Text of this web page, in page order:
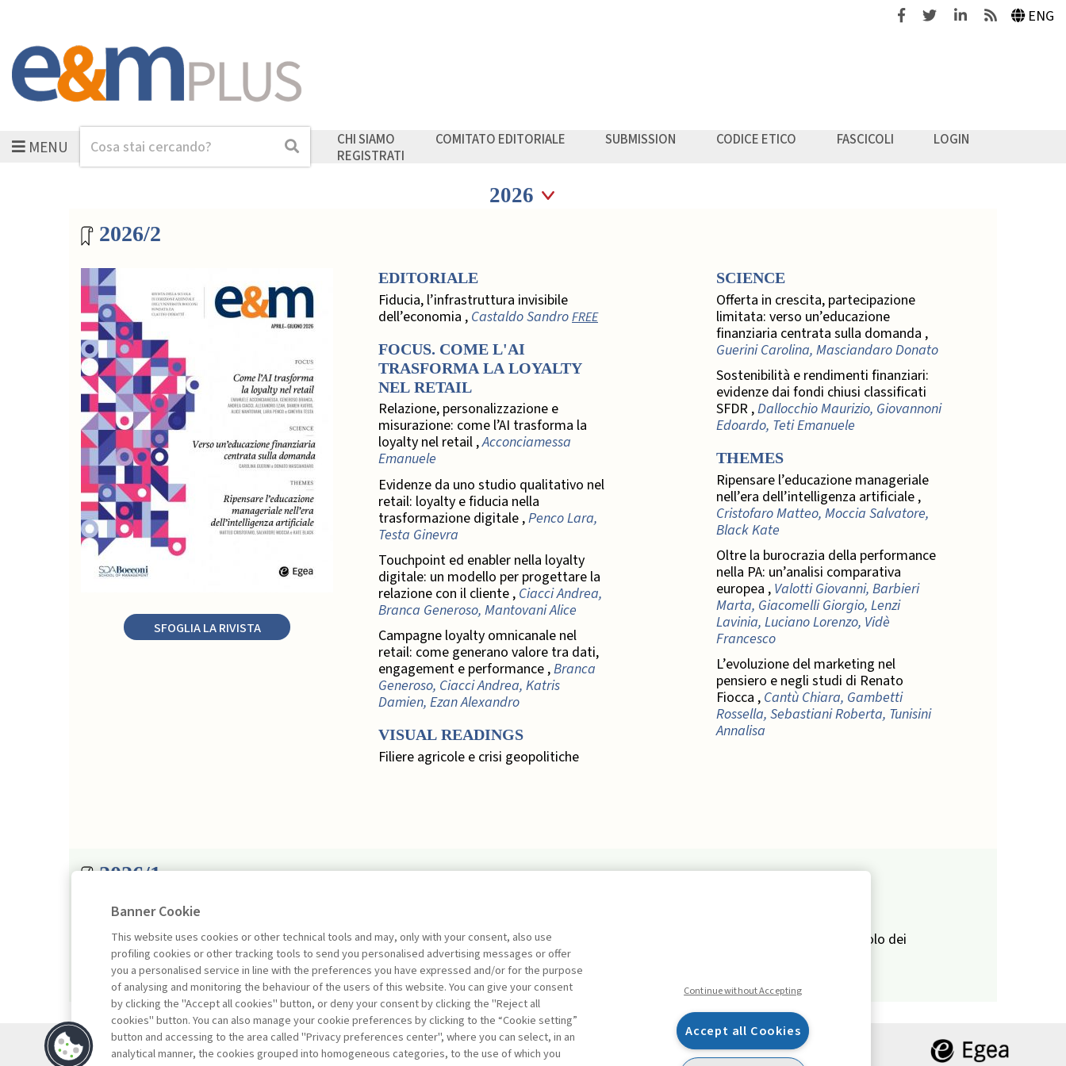
FacebookTwitterLinkedinFeeds ENG
MENUCerca Cerca CHI SIAMO COMITATO EDITORIALE SUBMISSION CODICE ETICO FASCICOLI
LOGIN
REGISTRATI
Seleziona annoSeleziona anno
2026/2
SFOGLIA LA RIVISTA
EDITORIALE
Fiducia, l’infrastruttura invisibile
dell’economia , Castaldo SandroFREE
FOCUS. COME L'AI
TRASFORMA LA LOYALTY
NEL RETAIL
Relazione, personalizzazione e
misurazione: come l’AI trasforma la
loyalty nel retail ,Acconciamessa
Emanuele
Evidenze da uno studio qualitativo nel
retail: loyalty e fiducia nella
trasformazione digitale ,Penco Lara,
Testa Ginevra
Touchpoint ed enabler nella loyalty
digitale: un modello per progettare la
relazione con il cliente , Ciacci Andrea,
Branca Generoso, Mantovani Alice
Campagne loyalty omnicanale nel
retail: come generano valore tra dati,
engagement e performance ,Branca
Generoso, Ciacci Andrea, Katris
Damien, Ezan Alexandro
VISUAL READINGS
Filiere agricole e crisi geopolitiche
SCIENCE
Offerta in crescita, partecipazione
limitata: verso un’educazione
finanziaria centrata sulla domanda ,
Guerini Carolina, Masciandaro Donato
Sostenibilità e rendimenti finanziari:
evidenze dai fondi chiusi classificati
SFDR ,Dallocchio Maurizio, Giovannoni
Edoardo, Teti Emanuele
THEMES
Ripensare l’educazione manageriale
nell’era dell’intelligenza artificiale ,
Cristofaro Matteo, Moccia Salvatore,
Black Kate
Oltre la burocrazia della performance
nella PA: un’analisi comparativa
europea , Valotti Giovanni, Barbieri
Marta, Giacomelli Giorgio, Lenzi
Lavinia, Luciano Lorenzo, Vidè
Francesco
L’evoluzione del marketing nel
pensiero e negli studi di Renato
Fiocca , Cantù Chiara, Gambetti
Rossella, Sebastiani Roberta, Tunisini
Annalisa
2026/1
Marketing, Quo Vadis? ,Busacca
BrunoFREE
FOCUS. UN APPROCCIO
SISTEMICO ALLA
MISURAZIONE DEL RISCHIO
Ripensare il risk assessment: un
Startup: come evolve il ruolo dei
SCIENCE
Colmare il divario tra ricerca e pratica:
trasferire le conoscenze con il game-
based learning ,
Todaro Niccolò, Filippi
Emilia, Pontiggia Andrea, Tosi Duccio,
Contatti
FacebookTwitterLinkedin
Banner Cookie
This website uses cookies or other technical tools and may, only with your consent, also use
profiling cookies or other tracking tools to send you personalised advertising messages or offer
you a personalised service in line with the preferences you have expressed and/or for the purpose
of analysing and monitoring the behaviour of the users of this website. You can give your consent
by clicking the "Accept all cookies" button, or deny your consent by clicking the "Reject all
cookies" button. You can also manage your cookie preferences by clicking to the “Cookie setting”
button and accessing to the area called "Privacy preferences center", where you can select, in an
analytical manner, the cookies grouped into homogeneous categories, to the use of which you
Continue without Accepting
Accept all Cookies